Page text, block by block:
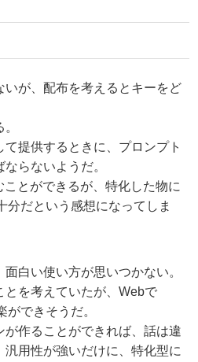
が、配布を考えるとキーをど
提供するときに、プロンプト
らないようだ。
とができるが、特化した物に
分だという感想になってしま
白い使い方が思いつかない。
とを考えていたが、Webで
できそうだ。
作ることができれば、話は違
汎用性が強いだけに、特化型に